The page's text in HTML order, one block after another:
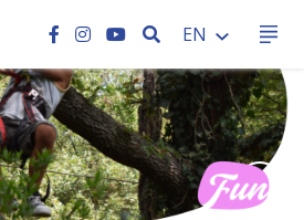
SEARCH
EN
CC